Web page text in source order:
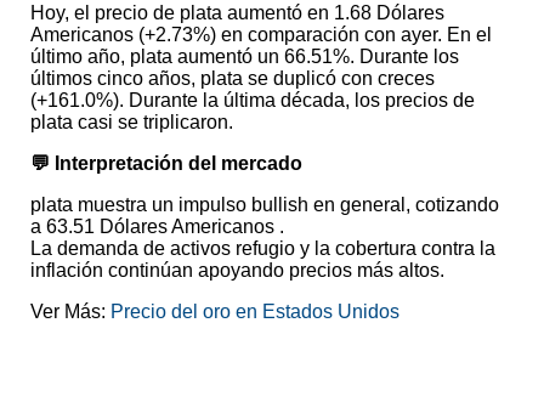
Hoy, el precio de plata aumentó en 1.68 Dólares
Americanos (+2.73%) en comparación con ayer. En el
último año, plata aumentó un 66.51%. Durante los
últimos cinco años, plata se duplicó con creces
(+161.0%). Durante la última década, los precios de
plata casi se triplicaron.
💬 Interpretación del mercado
plata muestra un impulso bullish en general, cotizando
a 63.51 Dólares Americanos .
La demanda de activos refugio y la cobertura contra la
inflación continúan apoyando precios más altos.
Ver Más: Precio del oro en Estados Unidos